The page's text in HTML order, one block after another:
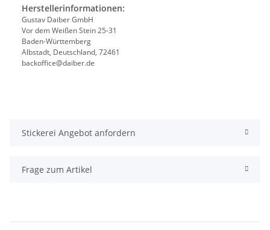
Herstellerinformationen:
Gustav Daiber GmbH
Vor dem Weißen Stein 25-31
Baden-Württemberg
Albstadt, Deutschland, 72461
backoffice@daiber.de
Stickerei Angebot anfordern
Frage zum Artikel